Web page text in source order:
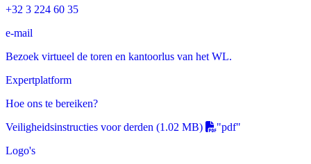
+32 3 224 60 35
e-mail
Bezoek virtueel de toren en kantoorlus van het WL.
Expertplatform
Hoe ons te bereiken?
Veiligheidsinstructies voor derden (1.02 MB)
"pdf"
Logo's